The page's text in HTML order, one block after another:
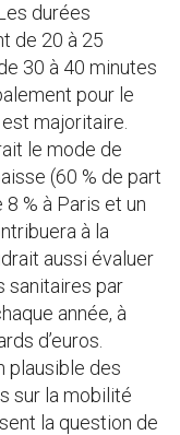
durées
de 20 à 25
30 à 40 minutes
pour le
majoritaire.
le mode de
(60 % de part
% à Paris et un
à la
aussi évaluer
sanitaires par
année, à
d’euros.
plausible des
sur la mobilité
la question de